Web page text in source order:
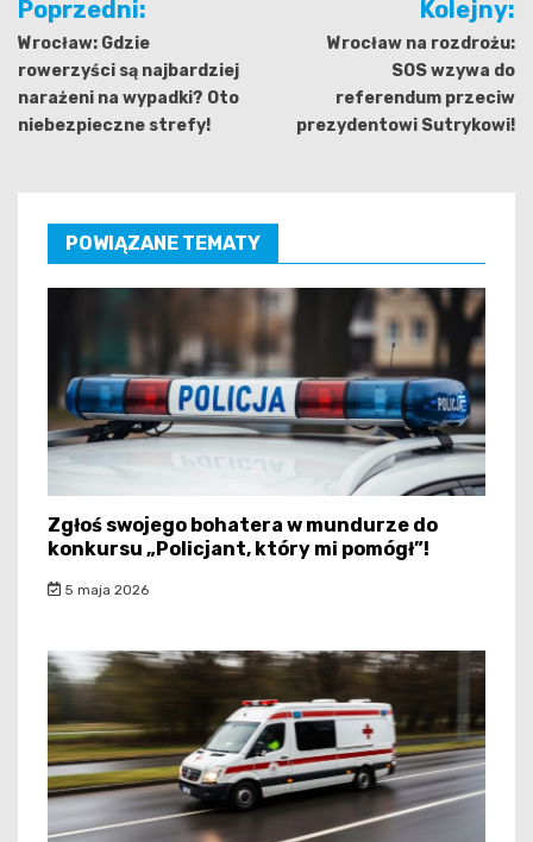
wpisu
Poprzedni:
Wrocław: Gdzie
rowerzyści są najbardziej
narażeni na wypadki? Oto
niebezpieczne strefy!
Kolejny:
Wrocław na rozdrożu:
SOS wzywa do
referendum przeciw
prezydentowi Sutrykowi!
POWIĄZANE TEMATY
Zgłoś swojego bohatera w mundurze do
konkursu „Policjant, który mi pomógł”!
5 maja 2026